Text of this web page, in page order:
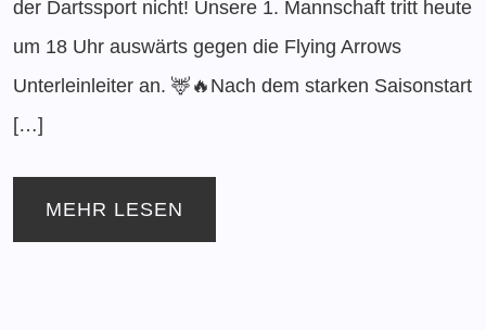
der Dartssport nicht! Unsere 1. Mannschaft tritt heute
um 18 Uhr auswärts gegen die Flying Arrows
Unterleinleiter an. 🦌🔥Nach dem starken Saisonstart
[…]
MEHR LESEN